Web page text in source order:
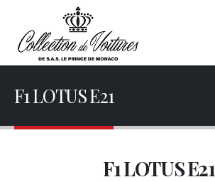
F1 LOTUS E21
F1 LOTUS E21